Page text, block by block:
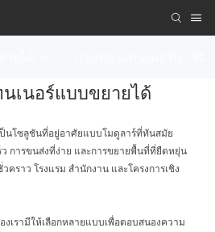
เนอร์แบบขยายได้
ป็นโซลูชันที่อยู่อาศัยแบบโมดูลาร์ที่ทันสมัย
การขนส่งที่ง่าย และการขยายพื้นที่ที่ยืดหยุ่น
ราว โรงแรม สำนักงาน และโครงการเชิง
เรามีให้เลือกหลายแบบเพื่อตอบสนองความ